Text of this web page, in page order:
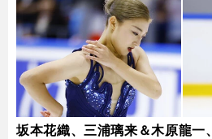
坂本花織、三浦璃来＆木原龍一